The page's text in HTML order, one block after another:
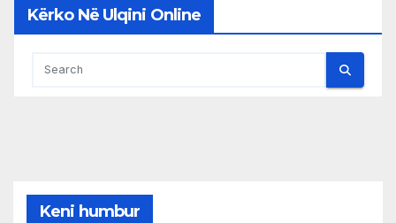
Kërko Në Ulqini Online
Keni humbur